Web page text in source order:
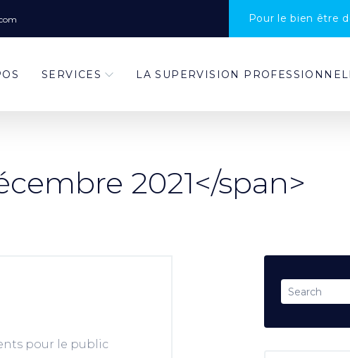
Pour le bien être
SERVICES LA SUPERVISION
2021</span>
pour le public